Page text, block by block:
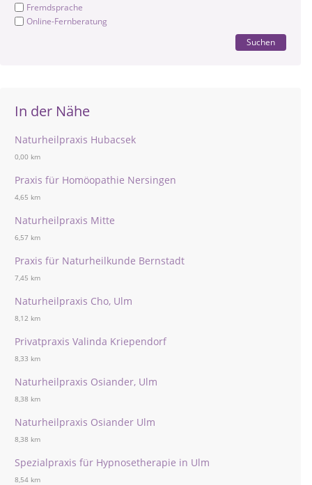
Fremdsprache
Online-Fernberatung
Suchen
In der Nähe
Naturheilpraxis Hubacsek
0,00 km
Praxis für Homöopathie Nersingen
4,65 km
Naturheilpraxis Mitte
6,57 km
Praxis für Naturheilkunde Bernstadt
7,45 km
Naturheilpraxis Cho, Ulm
8,12 km
Privatpraxis Valinda Kriependorf
8,33 km
Naturheilpraxis Osiander, Ulm
8,38 km
Naturheilpraxis Osiander Ulm
8,38 km
Spezialpraxis für Hypnosetherapie in Ulm
8,54 km